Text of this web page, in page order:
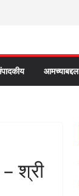
आमच्याबद्दल
श्री